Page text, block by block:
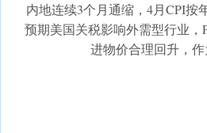
内地连续3个月通缩，4月CPI按
预期美国关税影响外需型行业
进物价合理回升，